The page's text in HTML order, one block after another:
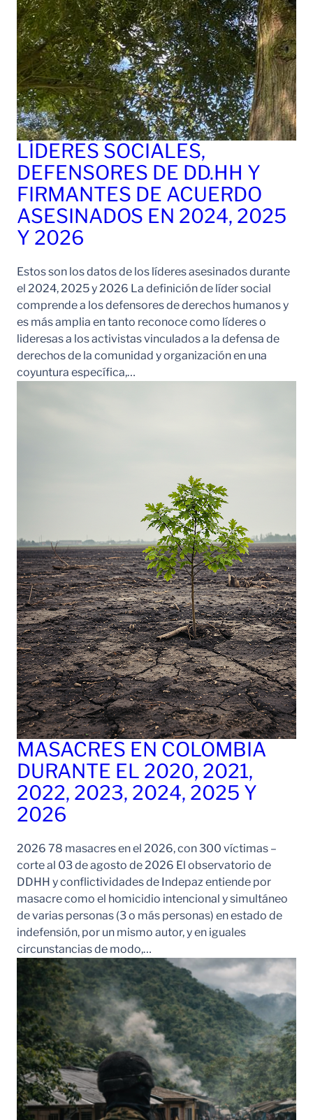
LÍDERES SOCIALES,
DEFENSORES DE DD.HH Y
FIRMANTES DE ACUERDO
ASESINADOS EN 2024, 2025
Y 2026
Estos son los datos de los líderes asesinados durante
el 2024, 2025 y 2026 La definición de líder social
comprende a los defensores de derechos humanos y
es más amplia en tanto reconoce como líderes o
lideresas a los activistas vinculados a la defensa de
derechos de la comunidad y organización en una
coyuntura específica,…
MASACRES EN COLOMBIA
DURANTE EL 2020, 2021,
2022, 2023, 2024, 2025 Y
2026
2026 78 masacres en el 2026, con 300 víctimas –
corte al 03 de agosto de 2026 El observatorio de
DDHH y conflictividades de Indepaz entiende por
masacre como el homicidio intencional y simultáneo
de varias personas (3 o más personas) en estado de
indefensión, por un mismo autor, y en iguales
circunstancias de modo,…